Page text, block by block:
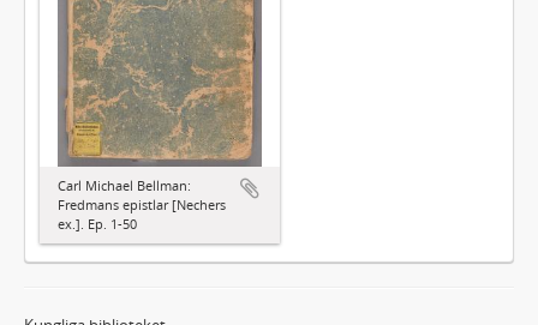
Carl Michael Bellman:
Fredmans epistlar [Nechers
ex.]. Ep. 1-50